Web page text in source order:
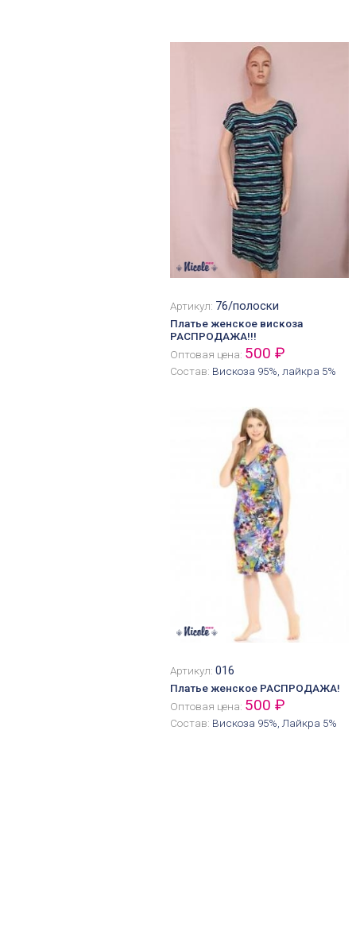
Артикул: 76/полоски
Платье женское вискоза
РАСПРОДАЖА!!!
Оптовая цена: 500 ₽
Состав: Вискоза 95%, лайкра 5%
Артикул: 016
Платье женское РАСПРОДАЖА!
Оптовая цена: 500 ₽
Состав: Вискоза 95%, Лайкра 5%